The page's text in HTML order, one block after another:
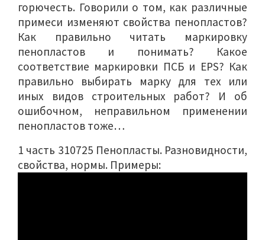
горючесть. Говорили о том, как различные
примеси изменяют свойства пенопластов?
Как правильно читать маркировку
пенопластов и понимать? Какое
соответствие маркировки ПСБ и EPS? Как
правильно выбирать марку для тех или
иных видов строительных работ? И об
ошибочном, неправильном применении
пенопластов тоже…
1 часть 310725 Пенопласты. Разновидности,
свойства, нормы. Примеры: